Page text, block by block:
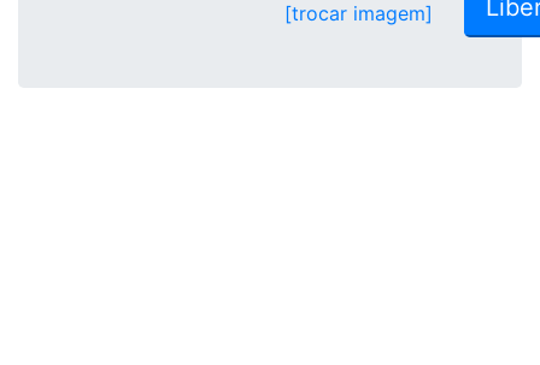
[trocar imagem]